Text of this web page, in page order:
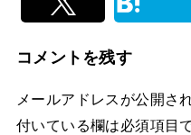
コメントを残す
メールアドレスが公開さ
付いている欄は必須項目